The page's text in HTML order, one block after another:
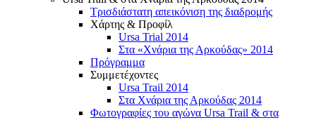
Τρισδιάστατη απεικόνιση της διαδρομής
Χάρτης & Προφίλ
Ursa Trial 2014
Στα «Χνάρια της Αρκούδας» 2014
Πρόγραμμα
Συμμετέχοντες
Ursa Trail 2014
Στα Χνάρια της Αρκούδας 2014
Φωτογραφίες του αγώνα Ursa Trail & στα